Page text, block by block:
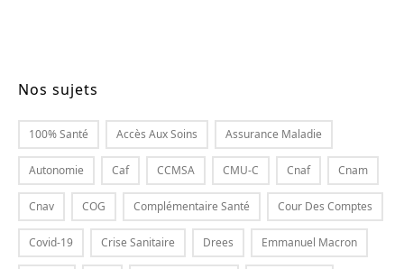
Nos sujets
100% Santé Accès Aux Soins Assurance Maladie
Autonomie Caf CCMSA CMU-C Cnaf Cnam
Cnav COG Complémentaire Santé Cour Des Comptes
Covid-19 Crise Sanitaire Drees Emmanuel Macron